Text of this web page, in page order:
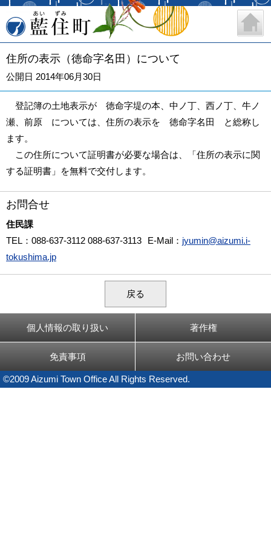
藍住町
住所の表示（徳命字名田）について
公開日 2014年06月30日
登記簿の土地表示が 徳命字堤の本、中ノ丁、西ノ丁、牛ノ
瀬、前原 については、住所の表示を 徳命字名田 と総称し
ます。
この住所について証明書が必要な場合は、「住所の表示に関
する証明書」を無料で交付します。
お問合せ
住民課
TEL ：088-637-3112 088-637-3113 E-Mail ： jyumin@aizumi.i-
tokushima.jp
戻る
個人情報の取り扱い 著作権
免責事項 お問い合わせ
©2009 Aizumi Town Office All Rights Reserved.